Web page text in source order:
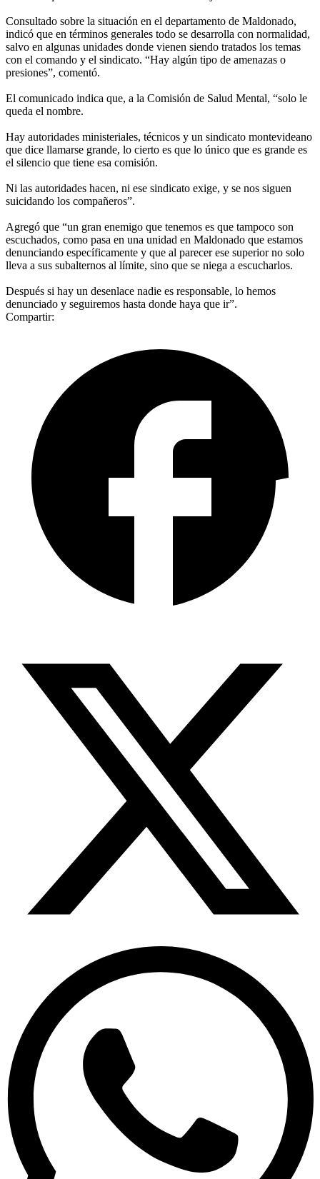
Consultado sobre la situación en el departamento de Maldonado,
indicó que en términos generales todo se desarrolla con normalidad,
salvo en algunas unidades donde vienen siendo tratados los temas
con el comando y el sindicato. “Hay algún tipo de amenazas o
presiones”, comentó.
El comunicado indica que, a la Comisión de Salud Mental, “solo le
queda el nombre.
Hay autoridades ministeriales, técnicos y un sindicato montevideano
que dice llamarse grande, lo cierto es que lo único que es grande es
el silencio que tiene esa comisión.
Ni las autoridades hacen, ni ese sindicato exige, y se nos siguen
suicidando los compañeros”.
Agregó que “un gran enemigo que tenemos es que tampoco son
escuchados, como pasa en una unidad en Maldonado que estamos
denunciando específicamente y que al parecer ese superior no solo
lleva a sus subalternos al límite, sino que se niega a escucharlos.
Después si hay un desenlace nadie es responsable, lo hemos
denunciado y seguiremos hasta donde haya que ir”.
Compartir: